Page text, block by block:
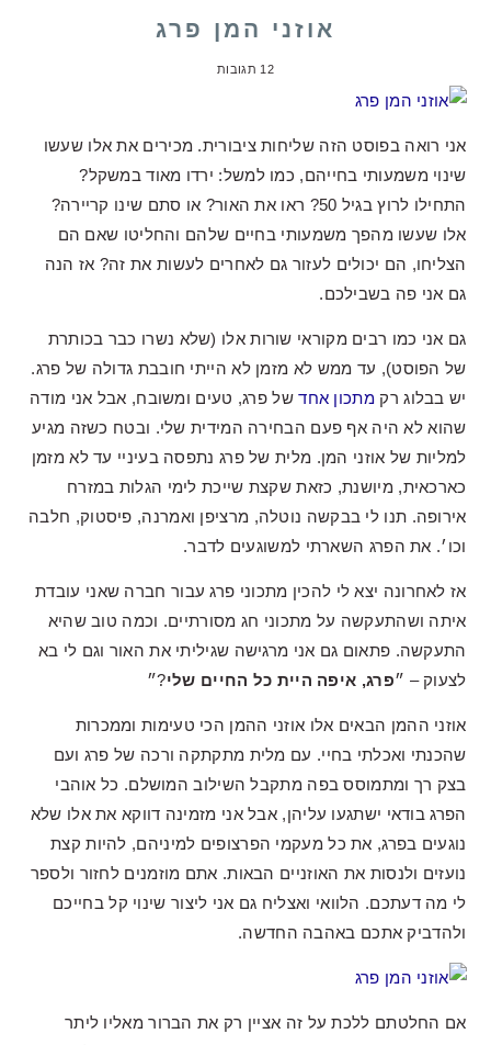
אוזני המן פרג
12 תגובות
אני רואה בפוסט הזה שליחות ציבורית. מכירים את אלו שעשו
שינוי משמעותי בחייהם, כמו למשל: ירדו מאוד במשקל?
התחילו לרוץ בגיל 50? ראו את האור? או סתם שינו קריירה?
אלו שעשו מהפך משמעותי בחיים שלהם והחליטו שאם הם
הצליחו, הם יכולים לעזור גם לאחרים לעשות את זה? אז הנה
גם אני פה בשבילכם.
גם אני כמו רבים מקוראי שורות אלו (שלא נשרו כבר בכותרת
של הפוסט), עד ממש לא מזמן לא הייתי חובבת גדולה של פרג.
יש בבלוג רק מתכון אחדשל פרג, טעים ומשובח, אבל אני מודה
שהוא לא היה אף פעם הבחירה המידית שלי. ובטח כשזה מגיע
למליות של אוזני המן. מלית של פרג נתפסה בעיניי עד לא מזמן
כארכאית, מיושנת, כזאת שקצת שייכת לימי הגלות במזרח
אירופה. תנו לי בבקשה נוטלה, מרציפן ואמרנה, פיסטוק, חלבה
וכו׳. את הפרג השארתי למשוגעים לדבר.
אז לאחרונה יצא לי להכין מתכוני פרג עבור חברה שאני עובדת
איתה ושהתעקשה על מתכוני חג מסורתיים. וכמה טוב שהיא
התעקשה. פתאום גם אני מרגישה שגיליתי את האור וגם לי בא
לצעוק – ״פרג, איפה היית כל החיים שלי?״
אוזני ההמן הבאים אלו אוזני ההמן הכי טעימות וממכרות
שהכנתי ואכלתי בחיי. עם מלית מתקתקה ורכה של פרג ועם
בצק רך ומתמוסס בפה מתקבל השילוב המושלם. כל אוהבי
הפרג בודאי ישתגעו עליהן, אבל אני מזמינה דווקא את אלו שלא
נוגעים בפרג, את כל מעקמי הפרצופים למיניהם, להיות קצת
נועזים ולנסות את האוזניים הבאות. אתם מוזמנים לחזור ולספר
לי מה דעתכם. הלוואי ואצליח גם אני ליצור שינוי קל בחייכם
ולהדביק אתכם באהבה החדשה.
אם החלטתם ללכת על זה אציין רק את הברור מאליו ליתר